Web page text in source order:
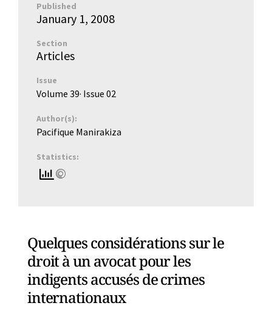
Quelques considérations sur le
droit à un avocat pour les
indigents accusés de crimes
internationaux
Published
January 1, 2008
Section
Articles
Issue
Volume 39· Issue 02
Author(s):
Pacifique Manirakiza
Statistics: